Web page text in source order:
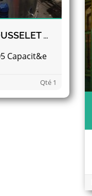
ESSOREUSE ROUSSELET ROBATEL POUR BANDES ET CORDES
Capacit&e
Qté 1